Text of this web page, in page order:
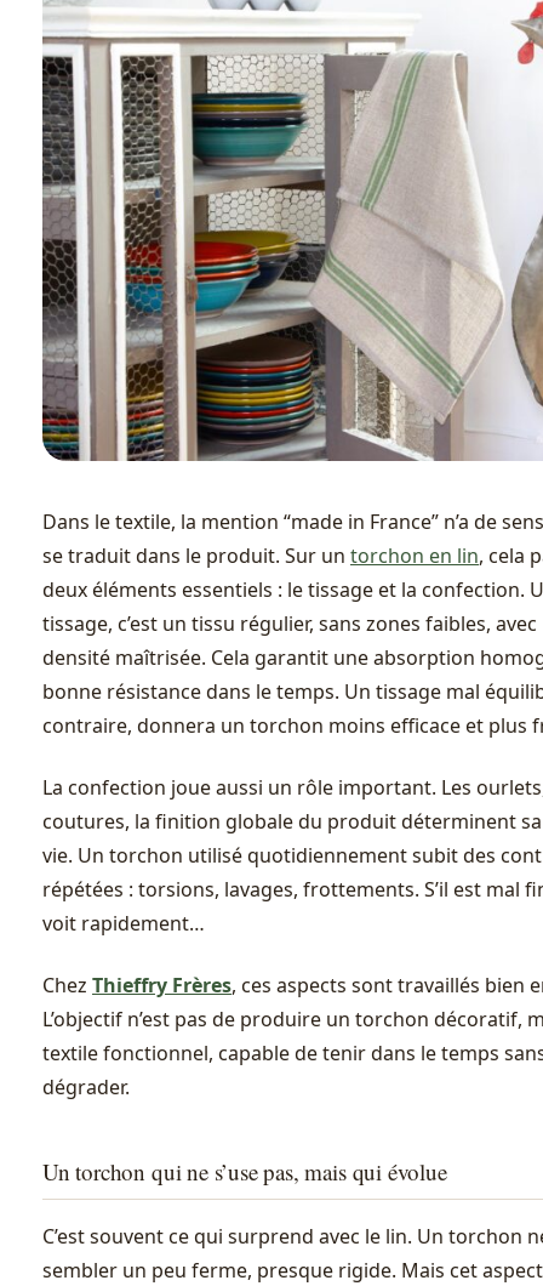
Dans le textile, la mention “made in France” n’a de
se traduit dans le produit. Sur un torchon en lin, cela
deux éléments essentiels : le tissage et la confection.
tissage, c’est un tissu régulier, sans zones faibles,
densité maîtrisée. Cela garantit une absorption
bonne résistance dans le temps. Un tissage mal
contraire, donnera un torchon moins efficace et plus
La confection joue aussi un rôle important. Les
coutures, la finition globale du produit déterminent
vie. Un torchon utilisé quotidiennement subit des
répétées : torsions, lavages, frottements. S’il est mal
voit rapidement…
Chez Thieffry Frères, ces aspects sont travaillés bien
L’objectif n’est pas de produire un torchon décoratif,
textile fonctionnel, capable de tenir dans le temps
dégrader.
Un torchon qui ne s’use pas, mais qui évolue
C’est souvent ce qui surprend avec le lin. Un torchon
sembler un peu ferme, presque rigide. Mais cet